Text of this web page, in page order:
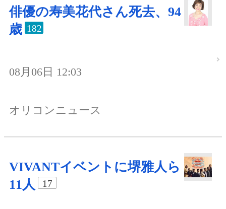
俳優の寿美花代さん死去、94
歳 182
08月06日 12:03
オリコンニュース
VIVANTイベントに堺雅人ら
11人
17